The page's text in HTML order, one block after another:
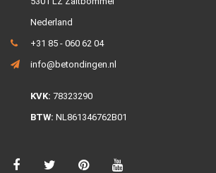
Nederland
+31 85 - 060 62 04
info@betondingen.nl
KVK: 78323290
BTW: NL861346762B01